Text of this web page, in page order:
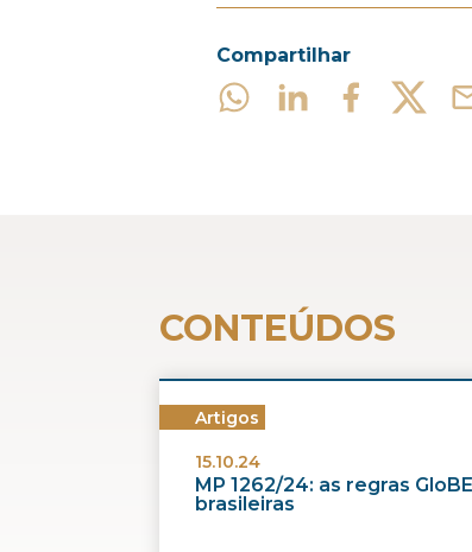
Compartilhar
CONTEÚDOS
Artigos
15.10.24
MP 1262/24: as regras GloBE
brasileiras